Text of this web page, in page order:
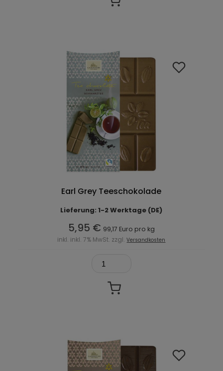
Earl Grey Teeschokolade
Lieferung: 1-2 Werktage (DE)
5,95 € 99,17 Euro pro kg
inkl. inkl. 7% MwSt. zzgl.Versandkosten